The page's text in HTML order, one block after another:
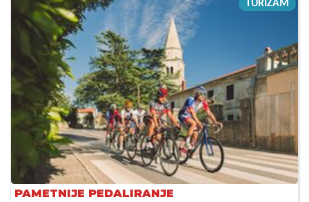
TURIZAM
PAMETNIJE PEDALIRANJE